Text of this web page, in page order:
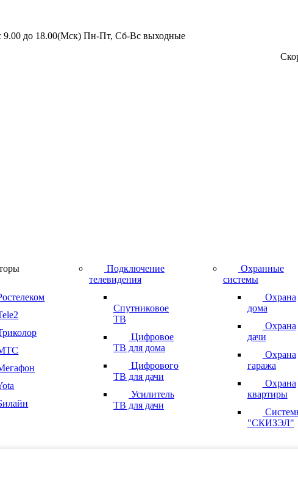
9.00 до 18.00(Мск) Пн-Пт, Сб-Вс выходные
Подключение
телевидения
Спутниковое
ТВ
Цифровое
ТВ для дома
Цифрового
ТВ для дачи
Усилитель
ТВ для дачи
Охранные
системы
Охрана
дома
Охрана
дачи
Охрана
гаража
Охрана
квартиры
"СКИЗЭЛ"